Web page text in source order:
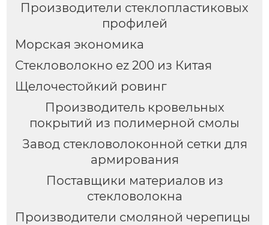
Производители стеклопластиковых
профилей
Морская экономика
Стекловолокно ez 200 из Китая
Щелочестойкий ровинг
Производитель кровельных
покрытий из полимерной смолы
Завод стекловолоконной сетки для
армирования
Поставщики материалов из
стекловолокна
Производители смоляной черепицы